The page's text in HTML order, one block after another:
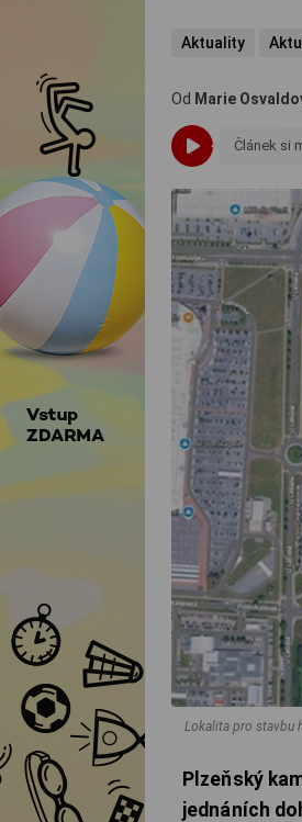
Aktuality
Od Marie
Článek si
Lokalita pro stavbu
Plzeňský
jednáních